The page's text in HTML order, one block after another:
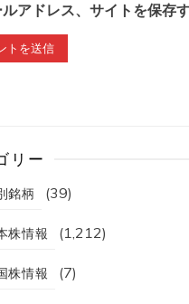
アドレス、サイトを保存す
リー
銘柄 (39)
株情報 (1,212)
株情報 (7)